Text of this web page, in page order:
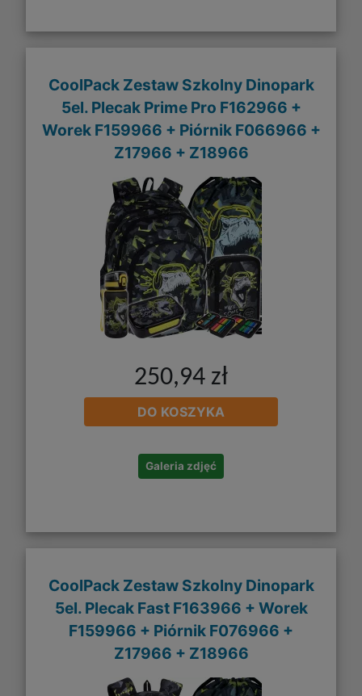
CoolPack Zestaw Szkolny Dinopark
5el. Plecak Prime Pro F162966 +
Worek F159966 + Piórnik F066966 +
Z17966 + Z18966
250,94 zł
DO KOSZYKA
Galeria zdjęć
CoolPack Zestaw Szkolny Dinopark
5el. Plecak Fast F163966 + Worek
F159966 + Piórnik F076966 +
Z17966 + Z18966